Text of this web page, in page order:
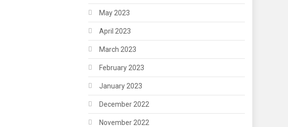
May 2023
April 2023
March 2023
February 2023
January 2023
December 2022
November 2022